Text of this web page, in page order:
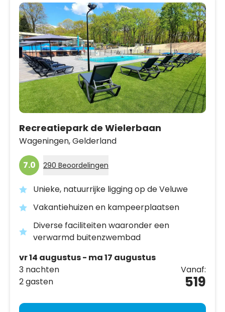
Recreatiepark de Wielerbaan
Wageningen,Gelderland
7.0 290 Beoordelingen
Unieke, natuurrijke ligging op de Veluwe
Vakantiehuizen en kampeerplaatsen
Diverse faciliteiten waaronder een
verwarmd buitenzwembad
vr 14 augustus - ma 17 augustus
3 nachten
2 gasten
Vanaf:
519